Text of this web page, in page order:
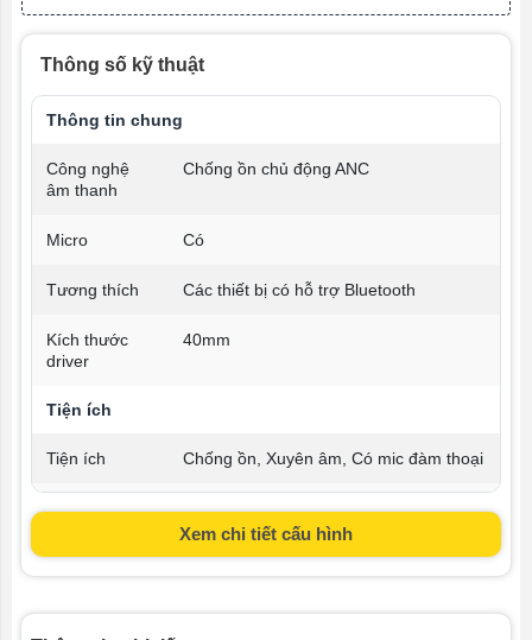
Thông số kỹ thuật
Thông tin chung
Công nghệ
âm thanh
Chống ồn chủ động ANC
Micro Có
Tương thích Các thiết bị có hỗ trợ Bluetooth
Kích thước
driver
40mm
Tiện ích
Tiện ích Chống ồn, Xuyên âm, Có mic đàm thoại
Tính năng
Sạc nhanh
Pin & Sạc
Xem chi tiết cấu hình